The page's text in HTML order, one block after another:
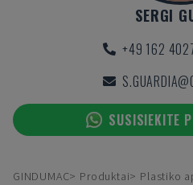
SERGI
+49 162
SUSISIEKITE
GINDUMAC Produktai
Plastiko